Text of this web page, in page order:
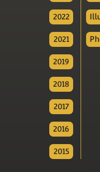
2022
2021
2019
2018
2017
2016
2015